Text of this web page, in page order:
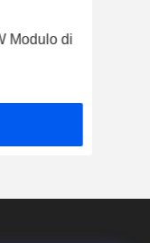
Modulo di